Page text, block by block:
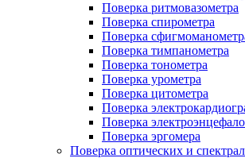
Поверка ритмовазометра
Поверка спирометра
Поверка
Поверка тимпанометра
Поверка тонометра
Поверка урометра
Поверка цитометра
Поверка
Поверка
Поверка эргомера
Поверка оптических и